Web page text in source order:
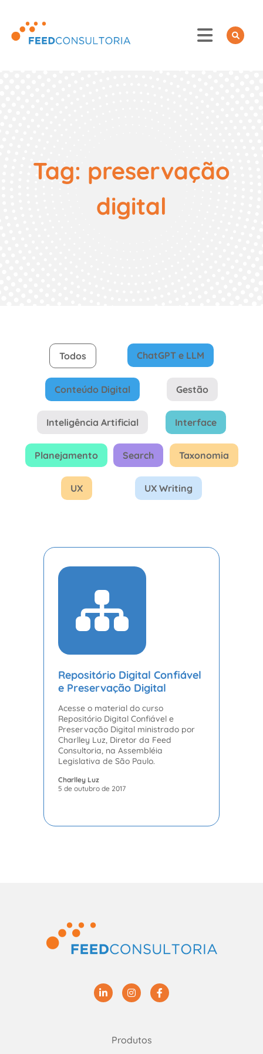
content
Tag: preservação
digital
Todos ChatGPT e LLM
Conteúdo Digital Gestão
Inteligência Artificial Interface
Planejamento Search Taxonomia
UX UX Writing
Repositório Digital Confiável
e Preservação Digital
Acesse o material do curso
Repositório Digital Confiável e
Preservação Digital ministrado por
Charlley Luz, Diretor da Feed
Consultoria, na Assembléia
Legislativa de São Paulo.
Charlley Luz
5 de outubro de 2017
Produtos